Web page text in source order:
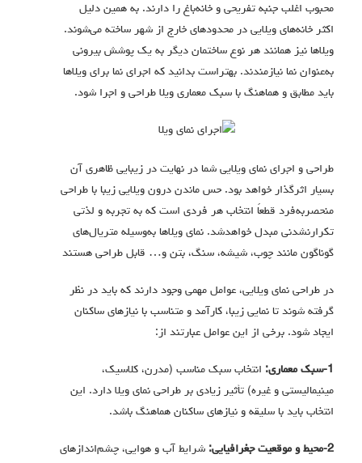
محبوب اغلب جنبه تفریحی و خانه‌باغ را دارند. به همین دلیل
اکثر خانه‌های ویلایی در محدود‌های خارج از شهر ساخته می‌شوند.
ویلاها نیز همانند هر نوع ساختمان دیگر به یک پوشش بیرونی
به‌عنوان نما نیازمندند. بهتراست بدانید که اجرای نما برای ویلاها
باید مطابق و هماهنگ با سبک معماری ویلا طراحی و اجرا شود.
طراحی و اجرای نمای ویلایی شما در نهایت در زیبایی ظاهری آن
بسیار اثرگذار خواهد بود. حس ماندن درون ویلایی زیبا با طراحی
منحصربه‌فرد قطعاً انتخاب هر فردی است که به تجربه و لذتی
تکرارنشدنی مبدل خواهدشد. نمای ویلاها به‌وسیله متریال‌های
گوناگون مانند چوب، شیشه، سنگ، بتن و… قابل طراحی هستند
در طراحی نمای ویلایی، عوامل مهمی وجود دارند که باید در نظر
گرفته شوند تا نمایی زیبا، کارآمد و متناسب با نیازهای ساکنان
ایجاد شود. برخی از این عوامل عبارتند از:
1-سبک معماری:
انتخاب سبک مناسب (مدرن، کلاسیک،
مینیمالیستی و غیره) تأثیر زیادی بر طراحی نمای ویلا دارد. این
انتخاب باید با سلیقه و نیازهای ساکنان هماهنگ باشد.
2-محیط و موقعیت جغرافیایی:
شرایط آب و هوایی، چشم‌اندازهای